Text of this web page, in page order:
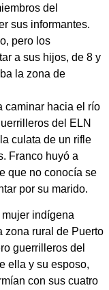
del
sus informantes.
pero los
a sus hijos, de 8 y
la zona de
caminar hacia el río
del ELN
culata de un rifle
Franco huyó a
que no conocía se
por su marido.
indígena
zona rural de Puerto
guerrilleros del
ella y su esposo,
con sus cuatro